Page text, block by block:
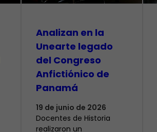
Analizan en la
Unearte legado
del Congreso
Anfictiónico de
Panamá
19 de junio de 2026
Docentes de Historia
realizaron un